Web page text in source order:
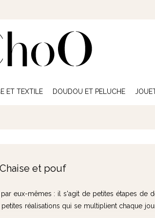
ET TEXTILE DOUDOU ET PELUCHE
Chaise et pouf
eux-mêmes : il s'agit de petites étapes de
réalisations qui se multiplient chaque